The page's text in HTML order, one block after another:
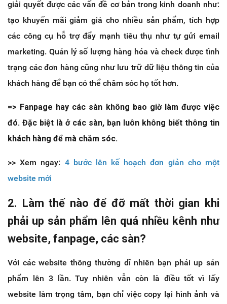
giải quyết được các vấn đề cơ bản trong kinh doanh như:
tạo khuyến mãi giảm giá cho nhiều sản phẩm, tích hợp
các công cụ hỗ trợ đẩy mạnh tiêu thụ như tự gửi email
marketing. Quản lý số lượng hàng hóa và check được tình
trạng các đơn hàng cũng như lưu trữ dữ liệu thông tin của
khách hàng để bạn có thể chăm sóc họ tốt hơn.
=> Fanpage hay các sàn không bao giờ làm được việc
đó. Đặc biệt là ở các sàn, bạn luôn không biết thông tin
khách hàng để mà chăm sóc.
>> Xem ngay: 4 bước lên kế hoạch đơn giản cho một
website mới
2. Làm thế nào để đỡ mất thời gian khi
phải up sản phẩm lên quá nhiều kênh như
website, fanpage, các sàn?
Với các website thông thường dĩ nhiên bạn phải up sản
phẩm lên 3 lần. Tuy nhiên vẫn còn là điều tốt vì lấy
website làm trọng tâm, bạn chỉ việc copy lại hình ảnh và